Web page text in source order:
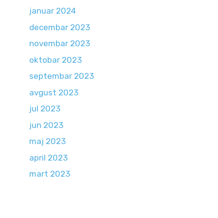
januar 2024
decembar 2023
novembar 2023
oktobar 2023
septembar 2023
avgust 2023
jul 2023
jun 2023
maj 2023
april 2023
mart 2023